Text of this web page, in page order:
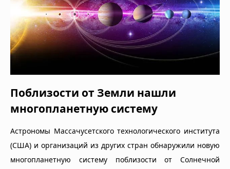
Поблизости от Земли нашли
многопланетную систему
Астрономы Массачусетского технологического института
(США) и организаций из других стран обнаружили новую
многопланетную систему поблизости от Солнечной